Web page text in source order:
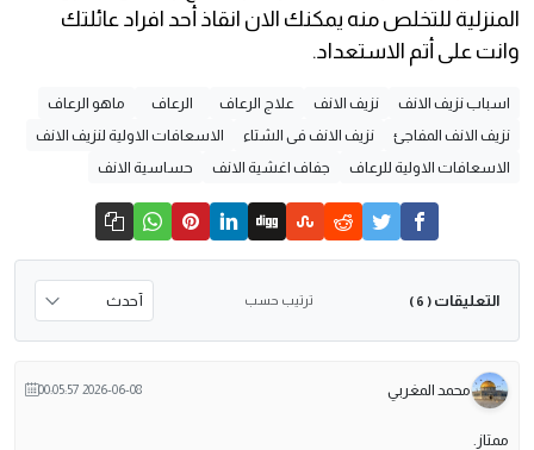
المنزلية للتخلص منه يمكنك الان انقاذ أحد افراد عائلتك
وانت على أتم الاستعداد.
اسباب نزيف الانف نزيف الانف علاج الرعاف الرعاف
ماهو الرعاف
نزيف الانف المفاجئ
نزيف الانف فى الشتاء
الاسعافات الاولية لنزيف الانف
الاسعافات الاولية للرعاف
جفاف اغشية الانف حساسية الانف
التعليقات ( 6 ) ترتيب حسب
محمد المغربي 2026-06-08 00:05:57
ممتاز.